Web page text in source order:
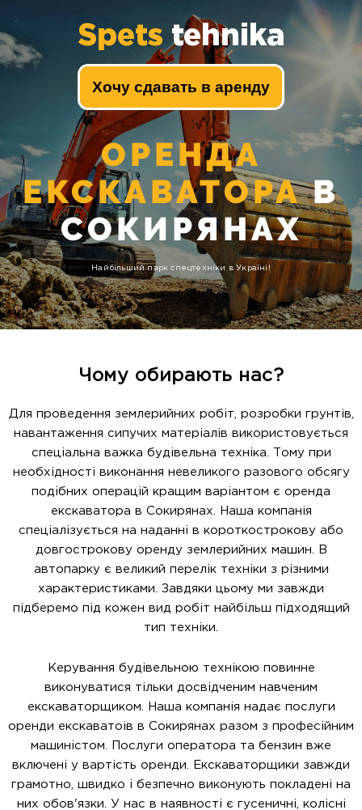
Spets tehnika
Хочу сдавать в аренду
ОРЕНДА
ЕКСКАВАТОРАВ
СОКИРЯНАХ
Найбільший парк спецтехніки в Україні!
Чому обирають нас?
Для проведення землерийних робіт, розробки грунтів,
навантаження сипучих матеріалів використовується
спеціальна важка будівельна техніка. Тому при
необхідності виконання невеликого разового обсягу
подібних операцій кращим варіантом є оренда
екскаватора в Сокирянах. Наша компанія
спеціалізується на наданні в короткострокову або
довгострокову оренду землерийних машин. В
автопарку є великий перелік техніки з різними
характеристиками. Завдяки цьому ми завжди
підберемо під кожен вид робіт найбільш підходящий
тип техніки.
Керування будівельною технікою повинне
виконуватися тільки досвідченим навченим
екскаваторщиком. Наша компанія надає послуги
оренди екскаватоів в Сокирянах разом з професійним
машиністом. Послуги оператора та бензин вже
включені у вартість оренди. Екскаваторщики завжди
грамотно, швидко і безпечно виконують покладені на
них обов'язки. У нас в наявності є гусеничні, колісні